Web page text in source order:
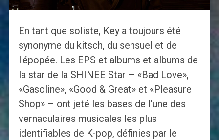
En tant que soliste, Key a toujours été
synonyme du kitsch, du sensuel et de
l'épopée. Les EPS et albums et albums de
la star de la SHINEE Star – «Bad Love»,
«Gasoline», «Good & Great» et «Pleasure
Shop» – ont jeté les bases de l'une des
vernaculaires musicales les plus
identifiables de K-pop, définies par le